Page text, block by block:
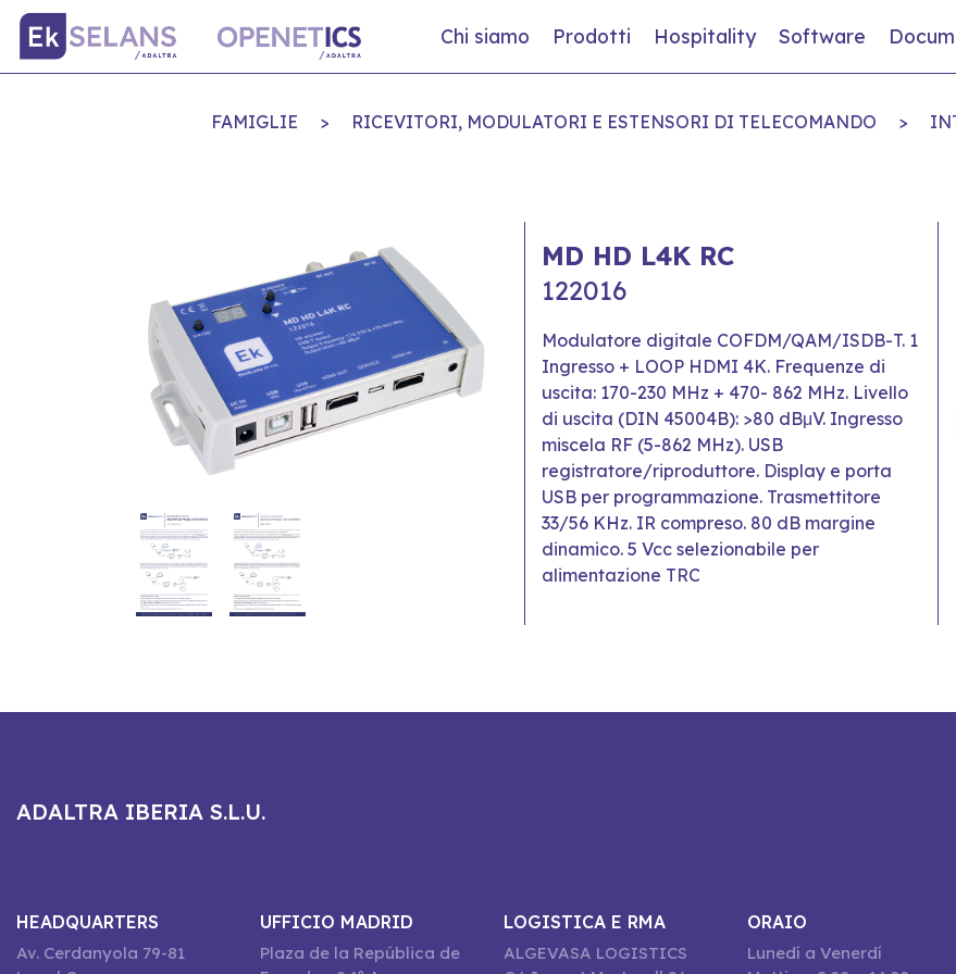
Chi siamo Prodotti Hospitality Software
FAMIGLIE > RICEVITORI, MODULATORI E ESTENSORI DI TELECOMANDO >
MD HD L4K RC
122016
Modulatore digitale COFDM/QAM/ISDB-T. 1
Ingresso + LOOP HDMI 4K. Frequenze di
uscita: 170-230 MHz + 470- 862 MHz. Livello
di uscita (DIN 45004B): >80 dBμV. Ingresso
miscela RF (5-862 MHz). USB
registratore/riproduttore. Display e porta
USB per programmazione. Trasmettitore
33/56 KHz. IR compreso. 80 dB margine
dinamico. 5 Vcc selezionabile per
alimentazione TRC
ADALTRA IBERIA S.L.U.
HEADQUARTERS
Av. Cerdanyola 79-81
UFFICIO MADRID
Plaza de la República de
LOGISTICA E RMA
ALGEVASA LOGISTICS
ORAIO
Lunedí a Venerdí